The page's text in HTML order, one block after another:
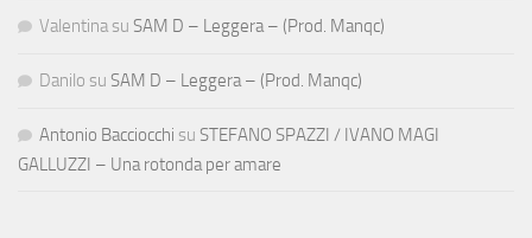
Valentina su SAM D – Leggera – (Prod. Manqc)
Danilo su SAM D – Leggera – (Prod. Manqc)
Antonio Bacciocchi su STEFANO SPAZZI / IVANO MAGI
GALLUZZI – Una rotonda per amare